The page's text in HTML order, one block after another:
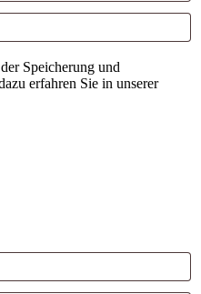
Speicherung und
erfahren Sie in unserer